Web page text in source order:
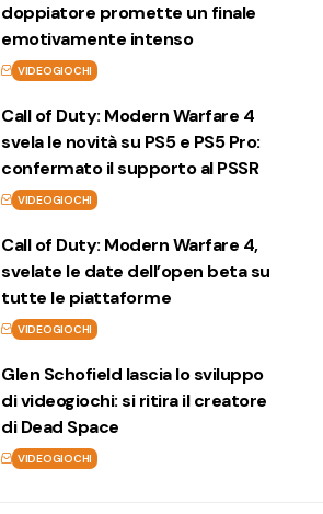
doppiatore promette un finale
emotivamente intenso
VIDEOGIOCHI
Call of Duty: Modern Warfare 4
svela le novità su PS5 e PS5 Pro:
confermato il supporto al PSSR
VIDEOGIOCHI
Call of Duty: Modern Warfare 4,
svelate le date dell’open beta su
tutte le piattaforme
VIDEOGIOCHI
Glen Schofield lascia lo sviluppo
di videogiochi: si ritira il creatore
di Dead Space
VIDEOGIOCHI